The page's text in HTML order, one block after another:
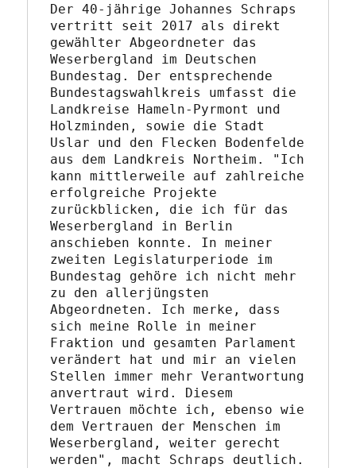
Der 40-jährige Johannes Schraps
vertritt seit 2017 als direkt
gewählter Abgeordneter das
Weserbergland im Deutschen
Bundestag. Der entsprechende
Bundestagswahlkreis umfasst die
Landkreise Hameln-Pyrmont und
Holzminden, sowie die Stadt
Uslar und den Flecken Bodenfelde
aus dem Landkreis Northeim. "Ich
kann mittlerweile auf zahlreiche
erfolgreiche Projekte
zurückblicken, die ich für das
Weserbergland in Berlin
anschieben konnte. In meiner
zweiten Legislaturperiode im
Bundestag gehöre ich nicht mehr
zu den allerjüngsten
Abgeordneten. Ich merke, dass
sich meine Rolle in meiner
Fraktion und gesamten Parlament
verändert hat und mir an vielen
Stellen immer mehr Verantwortung
anvertraut wird. Diesem
Vertrauen möchte ich, ebenso wie
dem Vertrauen der Menschen im
Weserbergland, weiter gerecht
werden", macht Schraps deutlich.